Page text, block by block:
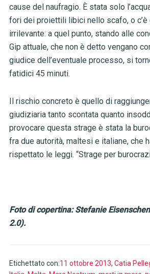
cause del naufragio. È stata solo
fori dei proiettili libici nello scafo, o c’è
irrilevante: a quel punto, stando alle
Gip attuale, che non è detto vengano
giudice dell’eventuale processo, si
fatidici 45 minuti.
Il rischio concreto è quello di
giudiziaria tanto scontata quanto
provocare questa strage è stata la
fra due autorità, maltesi e italiane, che
rispettato le leggi. “Strage per
Foto di copertina: Stefanie
2.0).
Etichettato con:11 ottobre 2013, Catia